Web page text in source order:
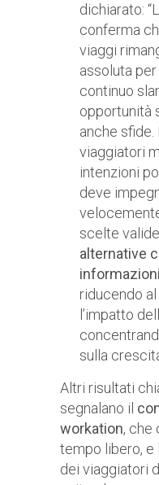
dichiarato:
conferma
viaggi
assoluta
continuo
opportunità
anche
viaggiatori
intenzioni
deve
scelte
alternative
riducendo
l’impatto
sulla
Altri risultati
segnalano il
workation, che
tempo libero, e
dei viaggiatori